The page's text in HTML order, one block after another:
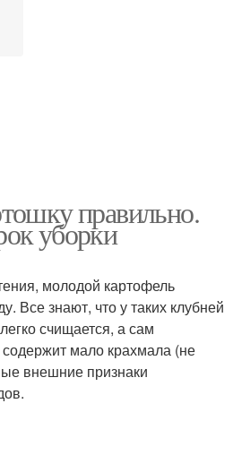
правильно.
уборки
молодой картофель
Все знают, что у таких клубней
счищается, а сам
мало крахмала (не
внешние признаки